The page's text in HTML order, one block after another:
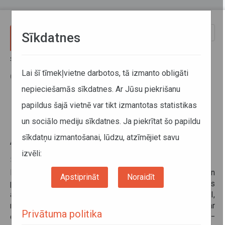
Sākums
(papildināts 22.02.2017)
Ekoloģiskās kategorijas uzlīmes
kravas transportlīdzekļiem
Austrijā (papildināts 22.02.2017)
22. februāris 2017
No 2015.gada 1.janvāra, atsevišķās Austrijas zemēs un
pilsētās, stājās spēkā ekoloģiskie ierobežojumi, kas
attiecas uz kravas transportlīdzekļiem ar dzinējiem EIRO I,
no 2016.gada 1.janvāra – uz kravas transportlīdzekļiem ar
dzinējiem EIRO II, un no 2017. gada 31. decembra –
Sīkdatnes
Lai šī tīmekļvietne darbotos, tā izmanto obligāti
nepieciešamās sīkdatnes. Ar Jūsu piekrišanu
papildus šajā vietnē var tikt izmantotas statistikas
un sociālo mediju sīkdatnes. Ja piekrītat šo papildu
sīkdatņu izmantošanai, lūdzu, atzīmējiet savu
izvēli:
Apstiprināt Noraidīt
Privātuma politika